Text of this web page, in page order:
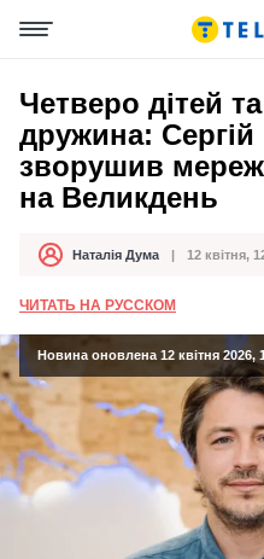
Четверо дітей
дружина:
зворушив
на Великдень
АвторНаталія Дума
Дата публікації 12 квітня,
ЧИТАТЬ НА РУССКОМ
Новина оновлена 12 квітня 2026,